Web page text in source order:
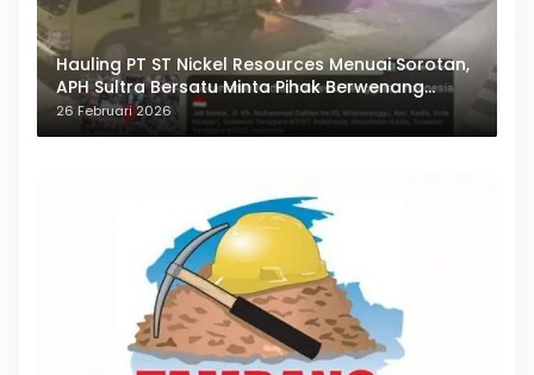
Hauling PT ST Nickel Resources Menuai Sorotan,
APH Sultra Bersatu Minta Pihak Berwenang
Bertindak
26 Februari 2026